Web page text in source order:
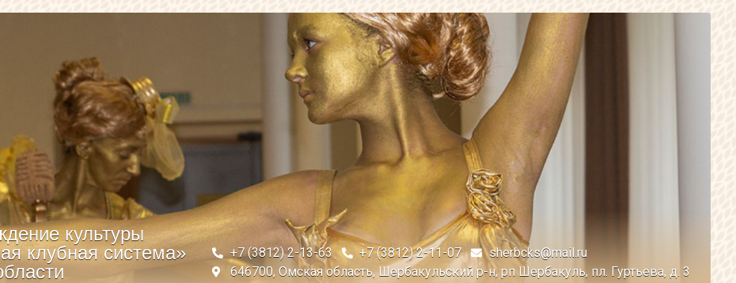
культуры
клубная система»
+7 (3812) 2-13-63 +7 (3812) 2-11-07
sherbcks@mail.ru
646700, Омская область, Шербакульский р-н, рп Шербакуль, пл. Гуртьева, д. 3